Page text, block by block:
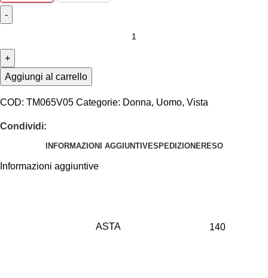
Aggiungi al carrello
COD: TM065V05 Categorie: Donna, Uomo, Vista
Condividi:
INFORMAZIONI AGGIUNTIVESPEDIZIONERESO
Informazioni aggiuntive
ASTA 140